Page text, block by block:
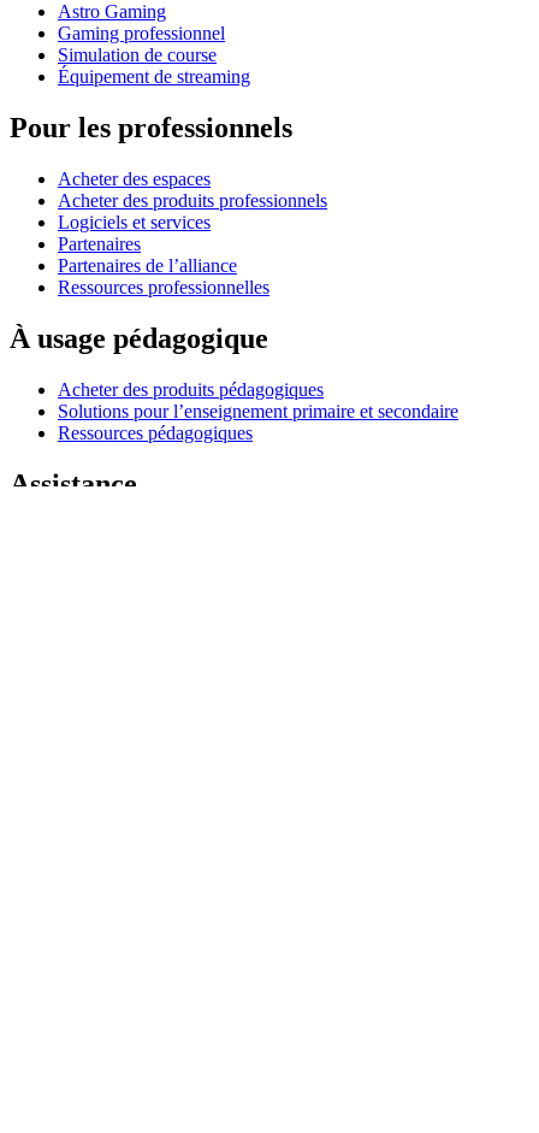
Astro Gaming
Gaming professionnel
Simulation de course
Équipement de streaming
Pour les professionnels
Acheter des espaces
Acheter des produits professionnels
Logiciels et services
Partenaires
Partenaires de l’alliance
Ressources professionnelles
À usage pédagogique
Acheter des produits pédagogiques
Solutions pour l’enseignement primaire et secondaire
Ressources pédagogiques
Assistance